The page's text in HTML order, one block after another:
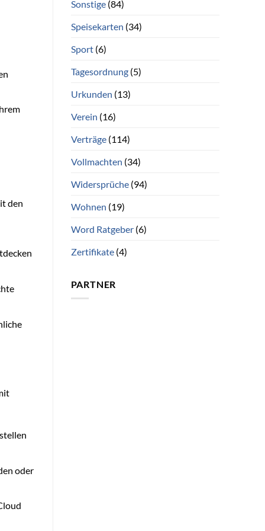
den
oder
Sonstige(84)
Speisekarten (34)
Sport(6)
Tagesordnung(5)
Urkunden (13)
Verein (16)
Verträge(114)
Vollmachten (34)
Widersprüche(94)
Wohnen (19)
Word Ratgeber(6)
Zertifikate(4)
PARTNER